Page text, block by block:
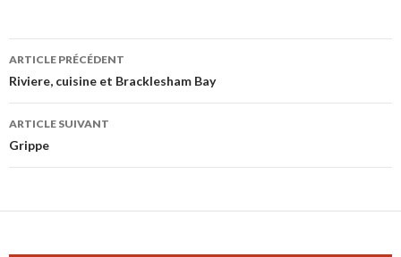
Navigation
des
articles
ARTICLE PRÉCÉDENT
Riviere, cuisine et Bracklesham Bay
ARTICLE SUIVANT
Grippe